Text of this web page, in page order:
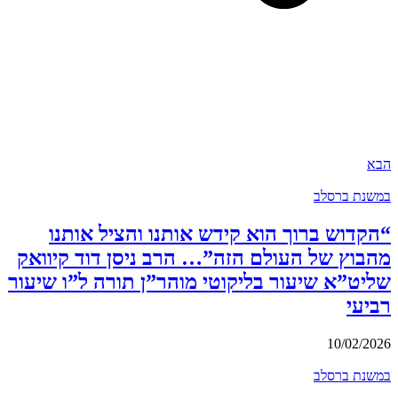
הבא
במשנת ברסלב
“הקדוש ברוך הוא קידש אותנו והציל אותנו
מהבוץ של העולם הזה”… הרב ניסן דוד קיוואק
שליט”א שיעור בליקוטי מוהר”ן תורה ל”ו שיעור
רביעי
10/02/2026
במשנת ברסלב